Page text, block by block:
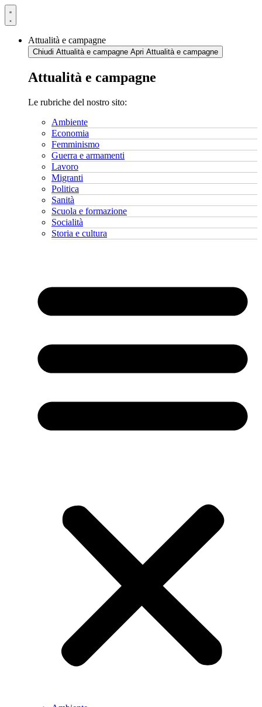
Vai
al
Attualità e campagne
Chiudi Attualità e campagne Apri Attualità e campagne
Attualità e campagne
Le rubriche del nostro sito:
Ambiente
Economia
Femminismo
Guerra e armamenti
Lavoro
Migranti
Politica
Sanità
Scuola e formazione
Socialità
Storia e cultura